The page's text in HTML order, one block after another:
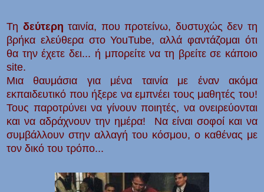
Τη δεύτερη ταινία, που προτείνω, δυστυχώς δεν τη
βρήκα ελεύθερα στο YouTube, αλλά φαντάζομαι ότι
θα την έχετε δει... ή μπορείτε να τη βρείτε σε κάποιο
site.
Μια θαυμάσια για μένα ταινία με έναν ακόμα
εκπαιδευτικό που ήξερε να εμπνέει τους μαθητές του!
Τους παροτρύνει να γίνουν ποιητές, να ονειρεύονται
και να αδράχνουν την ημέρα! Να είναι σοφοί και να
συμβάλλουν στην αλλαγή του κόσμου, ο καθένας με
τον δικό του τρόπο...